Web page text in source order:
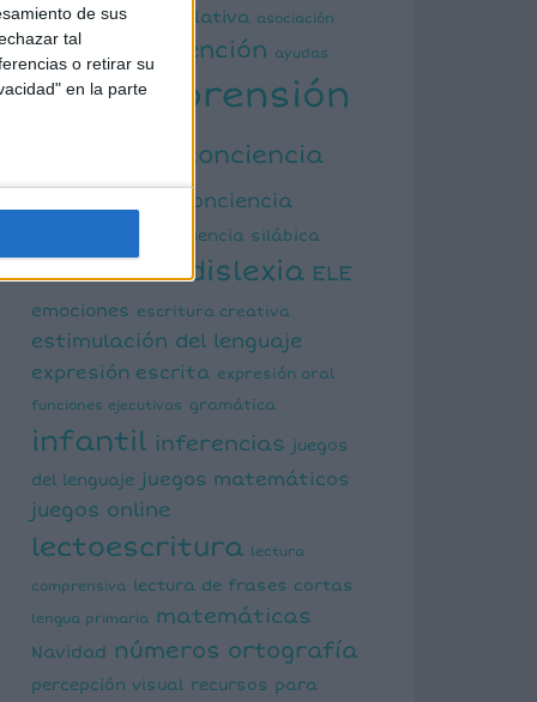
de sus
tal
o retirar su
en la parte
actividad manipulativa asociación
atención ayudas
comprensión
conciencia
conciencia
conciencia silábica
cálculo mental dislexia ELE
emociones escritura creativa
estimulación del lenguaje
expresión escrita expresión oral
funciones ejecutivas gramática
infantil inferencias juegos
del lenguaje juegos matemáticos
juegos online
lectoescritura lectura
comprensiva lectura de frases cortas
lengua primaria matemáticas
Navidad números ortografía
percepción visual recursos para